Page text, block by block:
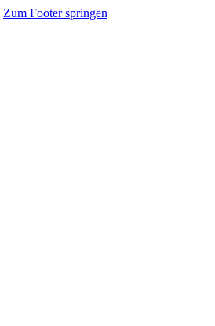
Zum Footer springen